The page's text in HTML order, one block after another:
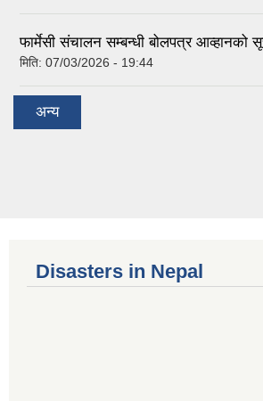
फार्मेसी संचालन सम्बन्धी बोलपत्र आव्हानको
मिति: 07/03/2026 - 19:44
अन्य
Disasters in Nepal